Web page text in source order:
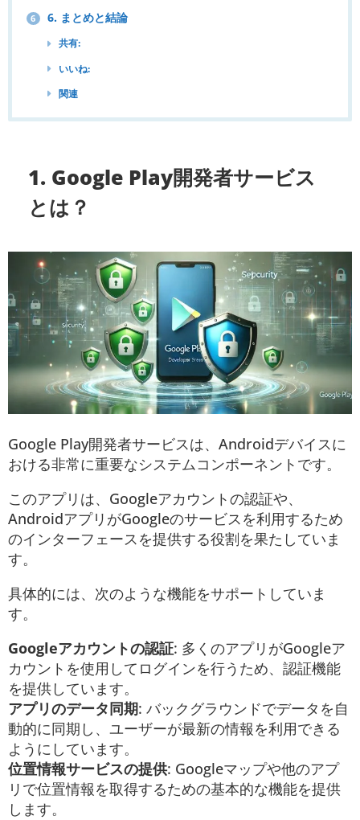
6 6. まとめと結論
共有:
いいね:
関連
1. Google Play開発者サービス
とは？
Google Play開発者サービスは、Androidデバイスに
おける非常に重要なシステムコンポーネントです。
このアプリは、Googleアカウントの認証や、
AndroidアプリがGoogleのサービスを利用するため
のインターフェースを提供する役割を果たしていま
す。
具体的には、次のような機能をサポートしていま
す。
Googleアカウントの認証: 多くのアプリがGoogleア
カウントを使用してログインを行うため、認証機能
を提供しています。
アプリのデータ同期: バックグラウンドでデータを自
動的に同期し、ユーザーが最新の情報を利用できる
ようにしています。
位置情報サービスの提供: Googleマップや他のアプ
リで位置情報を取得するための基本的な機能を提供
します。